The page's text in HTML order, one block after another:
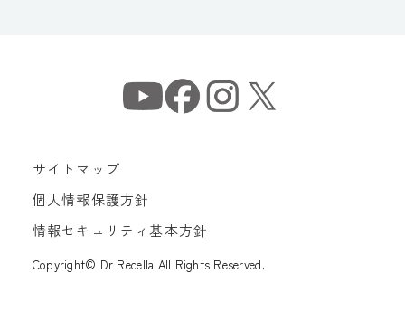
サイトマップ
個人情報保護方針
情報セキュリティ基本方針
Copyright© Dr Recella All Rights Reserved.